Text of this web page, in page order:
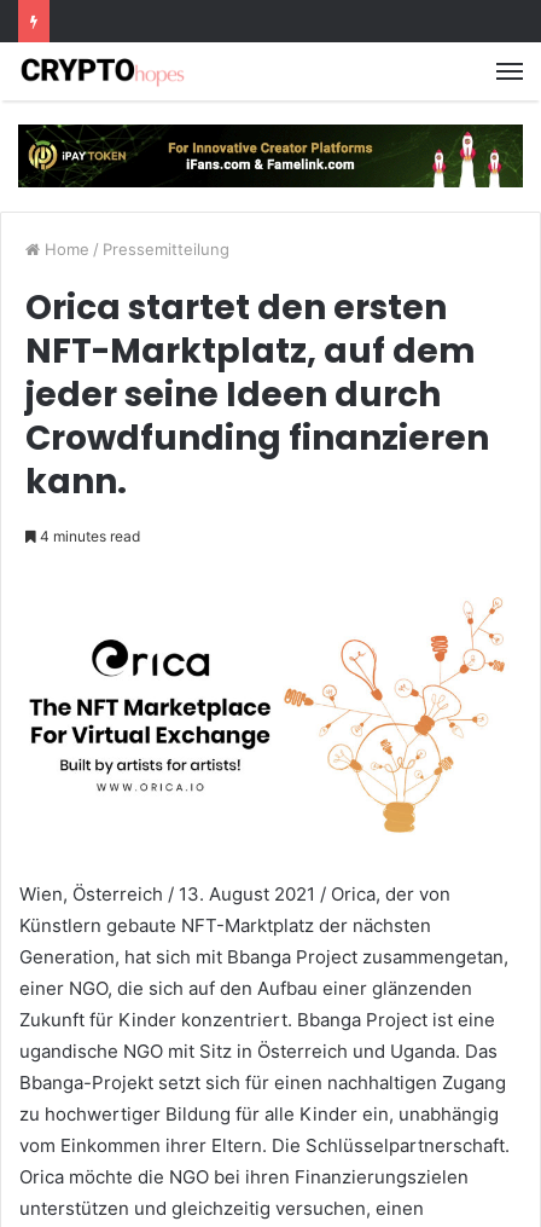
Home / Pressemitteilung
Orica startet den ersten
NFT-Marktplatz, auf dem
jeder seine Ideen durch
Crowdfunding finanzieren
kann.
4 minutes read
Wien, Österreich / 13. August 2021 / Orica, der von
Künstlern gebaute NFT-Marktplatz der nächsten
Generation, hat sich mit Bbanga Project zusammengetan,
einer NGO, die sich auf den Aufbau einer glänzenden
Zukunft für Kinder konzentriert. Bbanga Project ist eine
ugandische NGO mit Sitz in Österreich und Uganda. Das
Bbanga-Projekt setzt sich für einen nachhaltigen Zugang
zu hochwertiger Bildung für alle Kinder ein, unabhängig
vom Einkommen ihrer Eltern. Die Schlüsselpartnerschaft.
Orica möchte die NGO bei ihren Finanzierungszielen
unterstützen und gleichzeitig versuchen, einen